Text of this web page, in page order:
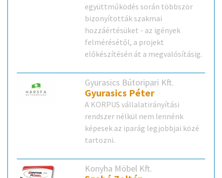
együttműködés során többször
bizonyították szakmai
hozzáértésüket - az igények
felmérésétől, a projekt
előkészítésén át a megvalósításig.
Gyurasics Bútoripari Kft.
Gyurasics Péter
A KORPUS vállalatirányítási
rendszer nélkül nem lennénk
képesek az iparág legjobbjai közé
tartozni.
Konyha Möbel Kft.